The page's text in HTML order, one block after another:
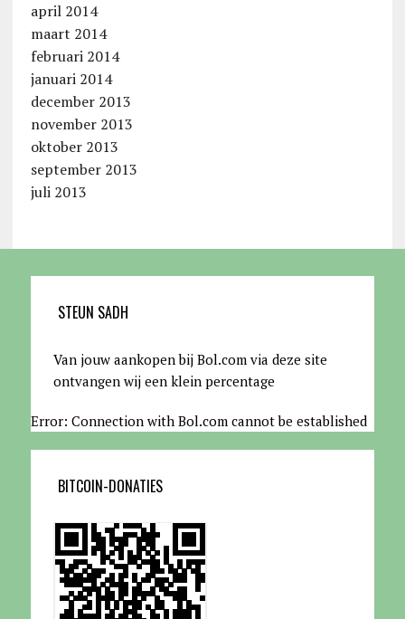
april 2014
maart 2014
februari 2014
januari 2014
december 2013
november 2013
oktober 2013
september 2013
juli 2013
STEUN SADH
Van jouw aankopen bij Bol.com via deze site
ontvangen wij een klein percentage
Error: Connection with Bol.com cannot be established
BITCOIN-DONATIES